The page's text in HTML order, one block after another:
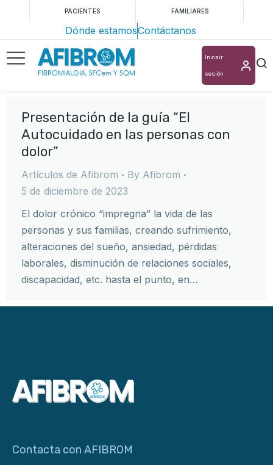
PACIENTES FAMILIARES
Dónde estamosContáctanos
Inicair
sesión
Presentación de la guía “El
Autocuidado en las personas con
dolor”
Artículos de Afibrom By Afibrom
5 de diciembre de 2023
El dolor crónico “impregna” la vida de las
personas y sus familias, creando sufrimiento,
alteraciones del sueño, ansiedad, pérdidas
laborales, disminución de relaciones sociales,
discapacidad, etc. hasta el punto, en…
Contacta con AFIBROM